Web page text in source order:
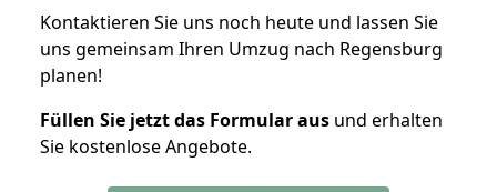
Kontaktieren Sie uns noch heute und lassen Sie
uns gemeinsam Ihren Umzug nach Regensburg
planen!
Füllen Sie jetzt das Formular aus und erhalten
Sie kostenlose Angebote.